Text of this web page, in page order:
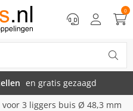
0
en gratis gezaagd
3 liggers buis Ø 48,3 mm